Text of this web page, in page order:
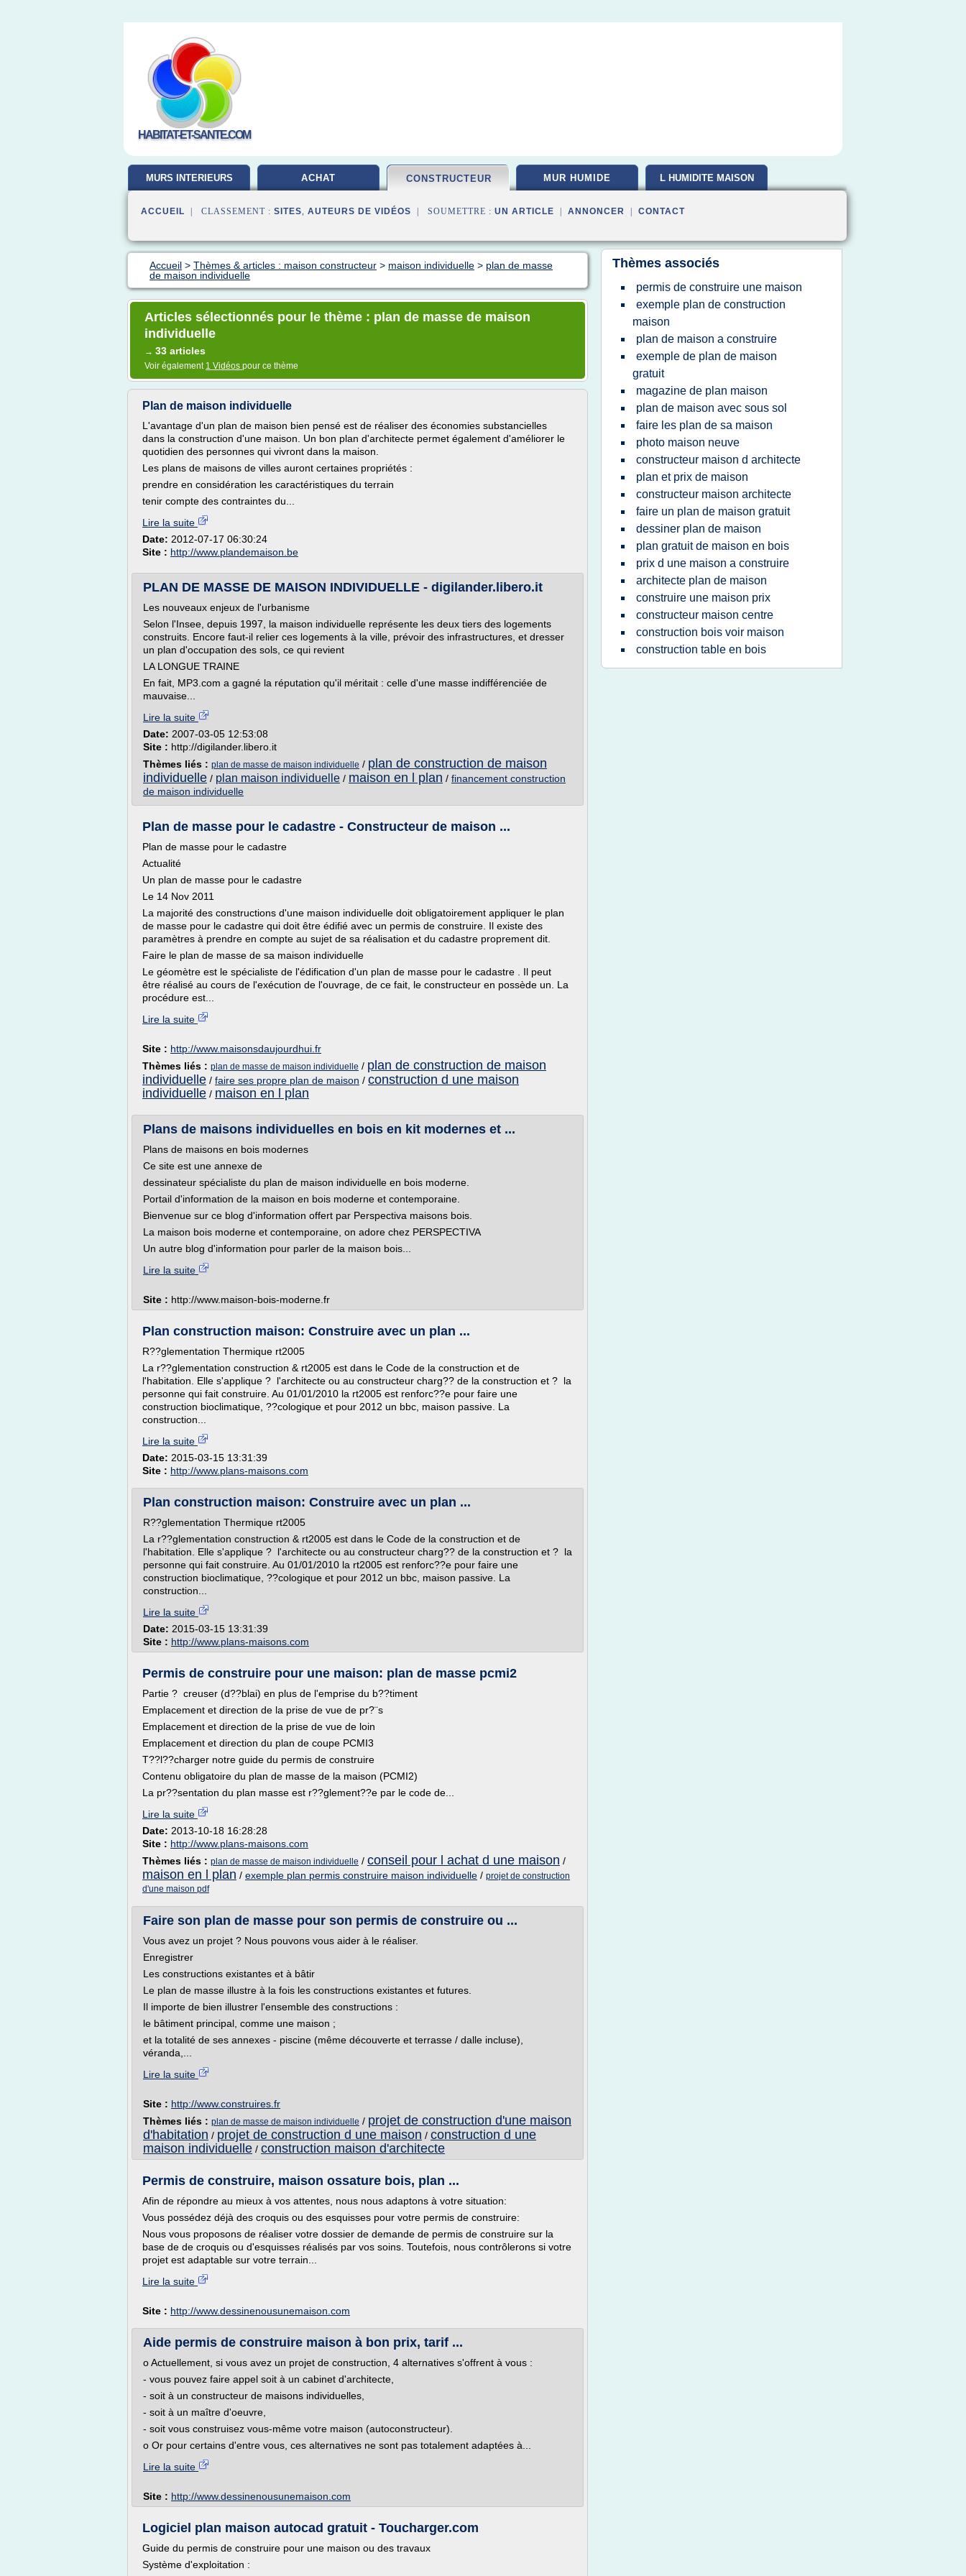
HABITAT-ET-SANTE.COM
MURS INTERIEURS ACHAT CONSTRUCTEUR MUR HUMIDE L HUMIDITE MAISON
ACCUEIL | CLASSEMENT : SITES, AUTEURS DE VIDÉOS | SOUMETTRE : UN ARTICLE ANNONCER CONTACT
Accueil > Thèmes & articles : maison constructeur > maison individuelle > plan de masse
de maison individuelle
Articles sélectionnés pour le thème : plan de masse de maison
individuelle
→ 33 articles
Voir également 1 Vidéos pour ce thème
Plan de maison individuelle
L'avantage d'un plan de maison bien pensé est de réaliser des économies substancielles
dans la construction d'une maison. Un bon plan d'architecte permet également d'améliorer le
quotidien des personnes qui vivront dans la maison.
Les plans de maisons de villes auront certaines propriétés :
prendre en considération les caractéristiques du terrain
tenir compte des contraintes du...
Lire la suite
Date: 2012-07-17 06:30:24
Site : http://www.plandemaison.be
PLAN DE MASSE DE MAISON INDIVIDUELLE - digilander.libero.it
Les nouveaux enjeux de l'urbanisme
Selon l'Insee, depuis 1997, la maison individuelle représente les deux tiers des logements
construits. Encore faut-il relier ces logements à la ville, prévoir des infrastructures, et dresser
un plan d'occupation des sols, ce qui revient
LA LONGUE TRAINE
En fait, MP3.com a gagné la réputation qu'il méritait : celle d'une masse indifférenciée de
mauvaise...
Lire la suite
Date: 2007-03-05 12:53:08
Site : http://digilander.libero.it
Thèmes liés : plan de masse de maison individuelle / plan de construction de maison
individuelle / plan maison individuelle / maison en l plan / financement construction
de maison individuelle
Plan de masse pour le cadastre - Constructeur de maison ...
Plan de masse pour le cadastre
Actualité
Un plan de masse pour le cadastre
Le 14 Nov 2011
La majorité des constructions d'une maison individuelle doit obligatoirement appliquer le plan
de masse pour le cadastre qui doit être édifié avec un permis de construire. Il existe des
paramètres à prendre en compte au sujet de sa réalisation et du cadastre proprement dit.
Faire le plan de masse de sa maison individuelle
Le géomètre est le spécialiste de l'édification d'un plan de masse pour le cadastre . Il peut
être réalisé au cours de l'exécution de l'ouvrage, de ce fait, le constructeur en possède un. La
procédure est...
Lire la suite
Site : http://www.maisonsdaujourdhui.fr
Thèmes liés : plan de masse de maison individuelle / plan de construction de maison
individuelle / faire ses propre plan de maison / construction d une maison
individuelle / maison en l plan
Plans de maisons individuelles en bois en kit modernes et ...
Plans de maisons en bois modernes
Ce site est une annexe de
dessinateur spécialiste du plan de maison individuelle en bois moderne.
Portail d'information de la maison en bois moderne et contemporaine.
Bienvenue sur ce blog d'information offert par Perspectiva maisons bois.
La maison bois moderne et contemporaine, on adore chez PERSPECTIVA
Un autre blog d'information pour parler de la maison bois...
Lire la suite
Site : http://www.maison-bois-moderne.fr
Plan construction maison: Construire avec un plan ...
R??glementation Thermique rt2005
La r??glementation construction & rt2005 est dans le Code de la construction et de
l'habitation. Elle s'applique ? l'architecte ou au constructeur charg?? de la construction et ? la
personne qui fait construire. Au 01/01/2010 la rt2005 est renforc??e pour faire une
construction bioclimatique, ??cologique et pour 2012 un bbc, maison passive. La
construction...
Lire la suite
Date: 2015-03-15 13:31:39
Site : http://www.plans-maisons.com
Plan construction maison: Construire avec un plan ...
R??glementation Thermique rt2005
La r??glementation construction & rt2005 est dans le Code de la construction et de
l'habitation. Elle s'applique ? l'architecte ou au constructeur charg?? de la construction et ? la
personne qui fait construire. Au 01/01/2010 la rt2005 est renforc??e pour faire une
construction bioclimatique, ??cologique et pour 2012 un bbc, maison passive. La
construction...
Lire la suite
Date: 2015-03-15 13:31:39
Site : http://www.plans-maisons.com
Permis de construire pour une maison: plan de masse pcmi2
Partie ? creuser (d??blai) en plus de l'emprise du b??timent
Emplacement et direction de la prise de vue de pr?¨s
Emplacement et direction de la prise de vue de loin
Emplacement et direction du plan de coupe PCMI3
T??l??charger notre guide du permis de construire
Contenu obligatoire du plan de masse de la maison (PCMI2)
La pr??sentation du plan masse est r??glement??e par le code de...
Lire la suite
Date: 2013-10-18 16:28:28
Site : http://www.plans-maisons.com
Thèmes liés : plan de masse de maison individuelle / conseil pour l achat d une maison /
maison en l plan / exemple plan permis construire maison individuelle / projet de construction
d'une maison pdf
Faire son plan de masse pour son permis de construire ou ...
Vous avez un projet ? Nous pouvons vous aider à le réaliser.
Enregistrer
Les constructions existantes et à bâtir
Le plan de masse illustre à la fois les constructions existantes et futures.
Il importe de bien illustrer l'ensemble des constructions :
le bâtiment principal, comme une maison ;
et la totalité de ses annexes - piscine (même découverte et terrasse / dalle incluse),
véranda,...
Lire la suite
Site : http://www.construires.fr
Thèmes liés : plan de masse de maison individuelle / projet de construction d'une maison
d'habitation / projet de construction d une maison / construction d une
maison individuelle / construction maison d'architecte
Permis de construire, maison ossature bois, plan ...
Afin de répondre au mieux à vos attentes, nous nous adaptons à votre situation:
Vous possédez déjà des croquis ou des esquisses pour votre permis de construire:
Nous vous proposons de réaliser votre dossier de demande de permis de construire sur la
base de de croquis ou d'esquisses réalisés par vos soins. Toutefois, nous contrôlerons si votre
projet est adaptable sur votre terrain...
Lire la suite
Site : http://www.dessinenousunemaison.com
Aide permis de construire maison à bon prix, tarif ...
o Actuellement, si vous avez un projet de construction, 4 alternatives s'offrent à vous :
- vous pouvez faire appel soit à un cabinet d'architecte,
- soit à un constructeur de maisons individuelles,
- soit à un maître d'oeuvre,
- soit vous construisez vous-même votre maison (autoconstructeur).
o Or pour certains d'entre vous, ces alternatives ne sont pas totalement adaptées à...
Lire la suite
Site : http://www.dessinenousunemaison.com
Logiciel plan maison autocad gratuit - Toucharger.com
Guide du permis de construire pour une maison ou des travaux
Système d'exploitation :
Thèmes associés
permis de construire une maison
exemple plan de construction
maison
plan de maison a construire
exemple de plan de maison
gratuit
magazine de plan maison
plan de maison avec sous sol
faire les plan de sa maison
photo maison neuve
constructeur maison d architecte
plan et prix de maison
constructeur maison architecte
faire un plan de maison gratuit
dessiner plan de maison
plan gratuit de maison en bois
prix d une maison a construire
architecte plan de maison
construire une maison prix
constructeur maison centre
construction bois voir maison
construction table en bois